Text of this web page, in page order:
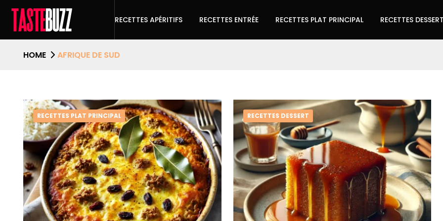
RECETTES APÉRITIFS RECETTES ENTRÉE RECETTES PLAT PRINCIPAL RECETTES
HOME AFRIQUE DE SUD
RECETTES PLAT PRINCIPAL RECETTES DESSERT